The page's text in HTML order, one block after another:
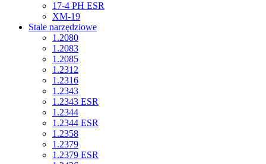
17-4 PH ESR
XM-19
Stale narzędziowe
1.2080
1.2083
1.2085
1.2312
1.2316
1.2343
1.2343 ESR
1.2344
1.2344 ESR
1.2358
1.2379
1.2379 ESR